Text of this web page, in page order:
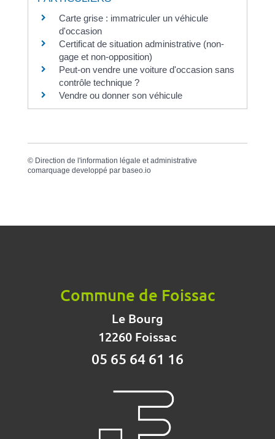
Carte grise : immatriculer un véhicule
d'occasion
Certificat de situation administrative (non-
gage et non-opposition)
Peut-on vendre une voiture d'occasion sans
contrôle technique ?
Vendre ou donner son véhicule
© Direction de l'information légale et administrative
comarquage developpé par baseo.io
Commune de Foissac
Le Bourg
12260 Foissac
05 65 64 61 16